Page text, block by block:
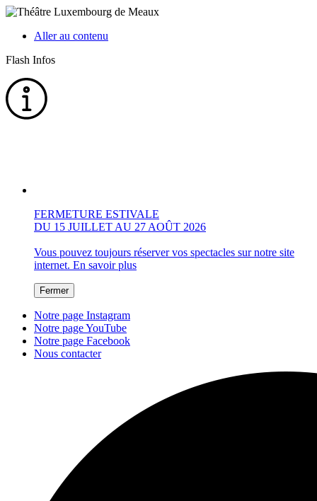
Aller au contenu
Flash Infos
FERMETURE ESTIVALE
DU 15 JUILLET AU 27 AOÛT 2026
Vous pouvez toujours réserver vos spectacles sur notre site
internet. En savoir plus
Fermer
Notre page Instagram
Notre page YouTube
Notre page Facebook
Nous contacter